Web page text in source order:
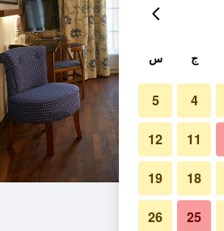
ج س
4
5
11
12
18
19
25
26